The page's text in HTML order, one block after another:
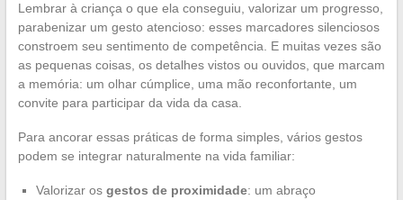
Lembrar à criança o que ela conseguiu, valorizar um progresso,
parabenizar um gesto atencioso: esses marcadores silenciosos
constroem seu sentimento de competência. E muitas vezes são
as pequenas coisas, os detalhes vistos ou ouvidos, que marcam
a memória: um olhar cúmplice, uma mão reconfortante, um
convite para participar da vida da casa.
Para ancorar essas práticas de forma simples, vários gestos
podem se integrar naturalmente na vida familiar:
Valorizar os gestos de proximidade: um abraço